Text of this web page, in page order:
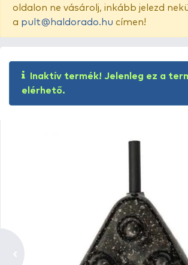
oldalon ne vásárolj, inkább jelezd
a pult@haldorado.hu címen!
Inaktív termék! Jelenleg ez a
elérhető.